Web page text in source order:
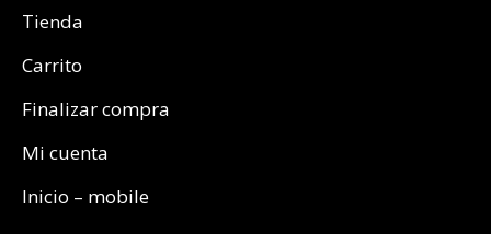
Tienda
Carrito
Finalizar compra
Mi cuenta
Inicio – mobile